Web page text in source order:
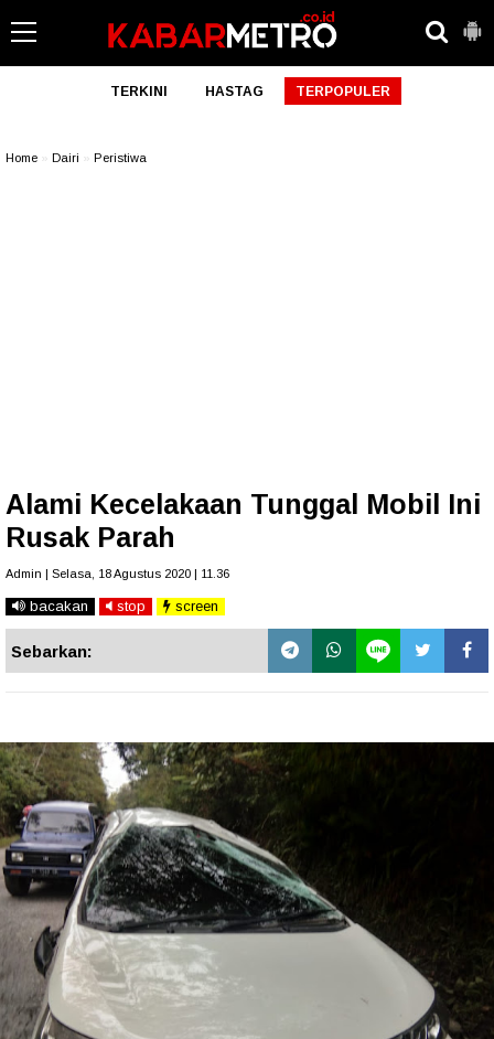
TERKINI HASTAG TERPOPULER
Home Dairi Peristiwa
Alami Kecelakaan Tunggal Mobil Ini
Rusak Parah
Admin | Selasa, 18 Agustus 2020 | 11.36
bacakan stop screen
Sebarkan: